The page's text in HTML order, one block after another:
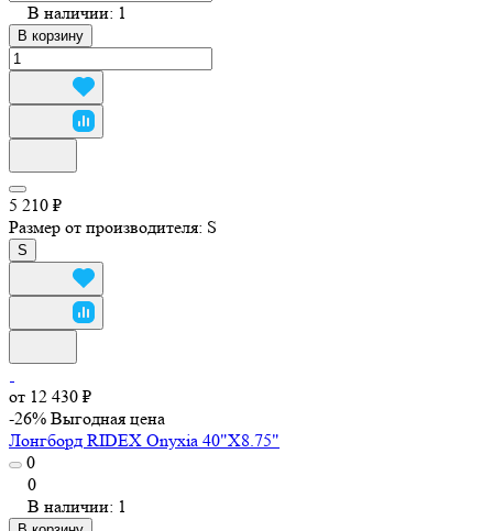
В наличии: 1
В корзину
5 210 ₽
Размер от производителя: S
S
от 12 430 ₽
-26% Выгодная цена
Лонгборд RIDEX Onyxia 40"X8.75"
0
0
В наличии: 1